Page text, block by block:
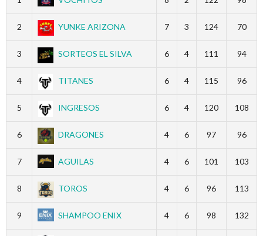
2 YUNKE ARIZONA 7 3 124 70
3 SORTEOS EL SILVA 6 4 111 94
4 TITANES 6 4 115 96
5 INGRESOS 6 4 120 108
6 DRAGONES 4 6 97 96
7 AGUILAS 4 6 101 103
8 TOROS 4 6 96 113
9 SHAMPOO ENIX 4 6 98 132